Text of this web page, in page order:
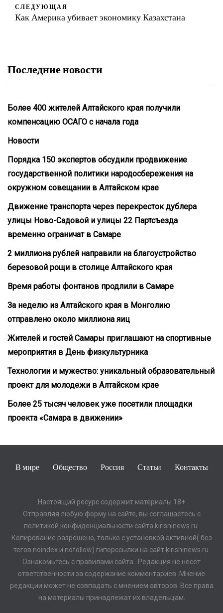
СЛЕДУЮЩАЯ
Как Америка убивает экономику Казахстана
Последние новости
Более 400 жителей Алтайского края получили
компенсацию ОСАГО с начала года
Новости
Порядка 150 экспертов обсудили продвижение
государственной политики народосбережения на
окружном совещании в Алтайском крае
Движение транспорта через перекресток дублера
улицы Ново-Садовой и улицы 22 Партсъезда
временно ограничат в Самаре
2 миллиона рублей направили на благоустройство
березовой рощи в столице Алтайского края
Время работы фонтанов продлили в Самаре
За неделю из Алтайского края в Монголию
отправлено около миллиона яиц
Жителей и гостей Самары приглашают на спортивные
мероприятия в День физкультурника
Технологии и мужество: уникальный образовательный
проект для молодежи в Алтайском крае
Более 25 тысяч человек уже посетили площадки
проекта «Самара в движении»
В мире Общество Россия Статьи Контакты
Настоящий ресурс содержит материалы 18+
Отправляя любую форму на сайте, вы соглашаетесь с
политикой конфиденциальности сайта kirishinews.ru.
Копирование разрешено, только с установкой активной( без
тегов noindex и nofollow) гиперссылки на сайт kirishinews.ru.
Ознакомьтесь с правилами сайта . Редакция не несет
ответственности за содержание комментариев. Мнение
редакции может не совпадать с мнением авторов. Все права
на материалы принадлежат их владельцам.